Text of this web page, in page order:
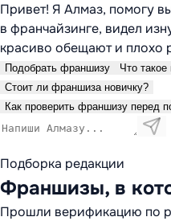
Привет! Я Алмаз, помогу
в франчайзинге, видел
красиво обещают и плохо
Подобрать франшизу
Что
Стоит ли франшиза новичку?
Как проверить франшизу перед
Подборка редакции
Франшизы, в
Прошли верификацию по